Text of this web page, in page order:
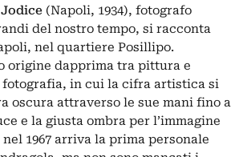
(Napoli, 1934), fotografo
del nostro tempo, si racconta
nel quartiere Posillipo.
origine dapprima tra pittura e
in cui la cifra artistica si
oscura attraverso le sue mani fino a
e la giusta ombra per l’immagine
1967 arriva la prima personale